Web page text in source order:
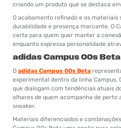
criando um produto que se destaca
O acabamento refinado e os materiais
durabilidade e presença marcante. O
certa para quem quer manter a
enquanto expressa personalidade
adidas Campus 00s Beta
O adidas Campus 00s Beta
experimental dentro da linha Campus.
que dialogam com tendências atuais
olhares de quem acompanha de
sneaker.
Materiais diferenciados e